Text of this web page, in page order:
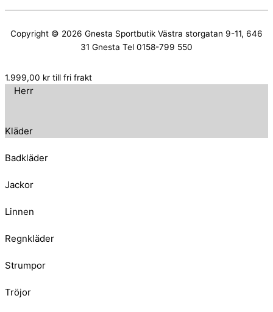
Copyright © 2026 Gnesta Sportbutik Västra storgatan 9-11, 646
31 Gnesta Tel 0158-799 550
1.999,00 kr till fri frakt
Herr
Kläder
Badkläder
Jackor
Linnen
Regnkläder
Strumpor
Tröjor